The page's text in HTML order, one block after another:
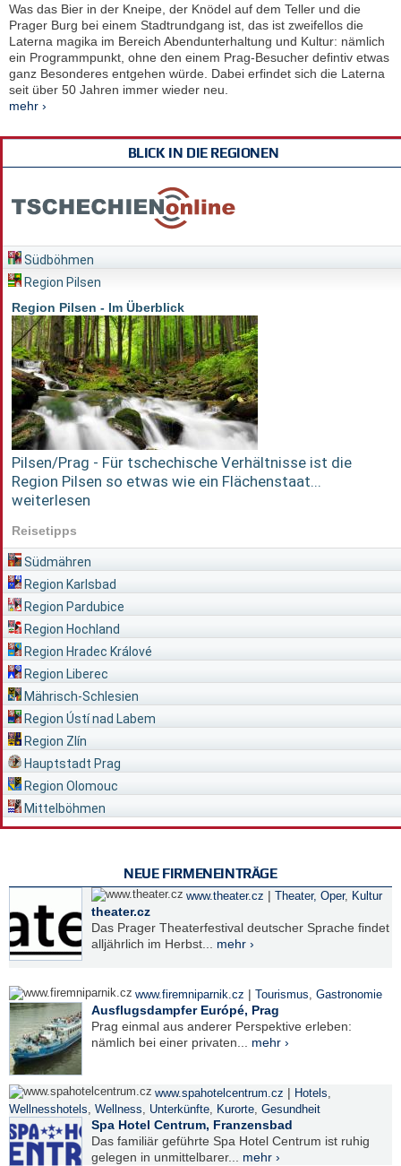
Was das Bier in der Kneipe, der Knödel auf dem Teller und die
Prager Burg bei einem Stadtrundgang ist, das ist zweifellos die
Laterna magika im Bereich Abendunterhaltung und Kultur: nämlich
ein Programmpunkt, ohne den einem Prag-Besucher defintiv etwas
ganz Besonderes entgehen würde. Dabei erfindet sich die Laterna
seit über 50 Jahren immer wieder neu.
mehr ›
BLICK IN DIE REGIONEN
Südböhmen
Region Pilsen
Region Pilsen - Im Überblick
Pilsen/Prag - Für tschechische Verhältnisse ist die
Region Pilsen so etwas wie ein Flächenstaat...
weiterlesen
Reisetipps
Südmähren
Region Karlsbad
Region Pardubice
Region Hochland
Region Hradec Králové
Region Liberec
Mährisch-Schlesien
Region Ústí nad Labem
Region Zlín
Hauptstadt Prag
Region Olomouc
Mittelböhmen
NEUE FIRMENEINTRÄGE
www.theater.cz | Theater, Oper, Kultur
theater.cz
Das Prager Theaterfestival deutscher Sprache findet
alljährlich im Herbst... mehr ›
www.firemniparnik.cz | Tourismus Gastronomie
Ausflugsdampfer Európé, Prag
Prag einmal aus anderer Perspektive erleben:
nämlich bei einer privaten... mehr ›
www.spahotelcentrum.cz | Hotels
Wellnesshotels
Wellness Unterkünfte Kurorte Gesundheit
Spa Hotel Centrum, Franzensbad
Das familiär geführte Spa Hotel Centrum ist ruhig
gelegen in unmittelbarer... mehr ›